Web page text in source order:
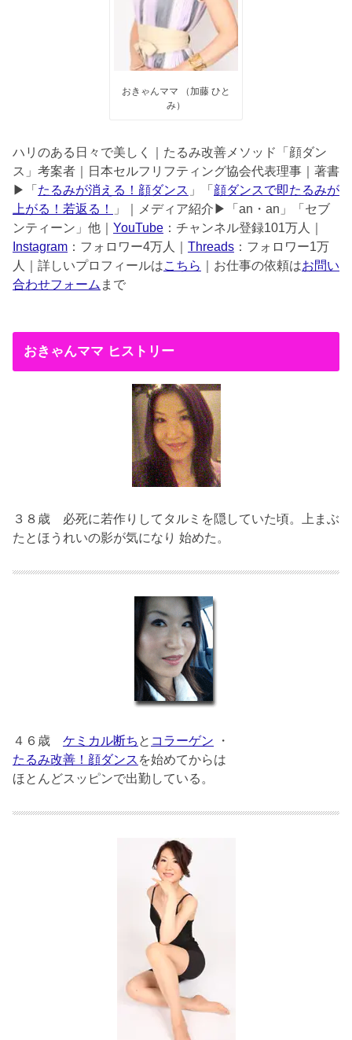
おきゃんママ （加藤 ひと
み）
ハリのある日々で美しく｜たるみ改善メソッド「顔ダン
ス」考案者｜日本セルフリフティング協会代表理事｜著書
▶︎「 たるみが消える！顔ダンス 」「 顔ダンスで即たるみが
上がる！若返る！
」｜メディア紹介▶︎「an・an」「セブ
ンティーン」他｜ YouTube ：チャンネル登録101万人｜
Instagram ：フォロワー4万人｜ Threads ：フォロワー1万
人｜詳しいプロフィールはこちら ｜お仕事の依頼はお問い
合わせフォーム まで
おきゃんママ ヒストリー
３８歳 必死に若作りしてタルミを隠していた頃。上まぶ
たとほうれいの影が気になり 始めた。
４６歳 ケミカル断ち と コラーゲン ・
たるみ改善！顔ダンス を始めてからは
ほとんどスッピンで出勤している。